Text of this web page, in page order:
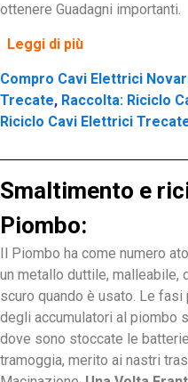
ottenere Guadagni importanti.
Leggi di più
Compro Cavi Elettrici
Trecate, Raccolta: Riciclo
Riciclo Cavi Elettrici
Smaltimento e
Piombo:
Il Piombo ha come numero
un metallo duttile, malleabile,
scuro quando è usato. Le
degli accumulatori al piombo
dove sono stoccate le
tramoggia, merito ai nastri